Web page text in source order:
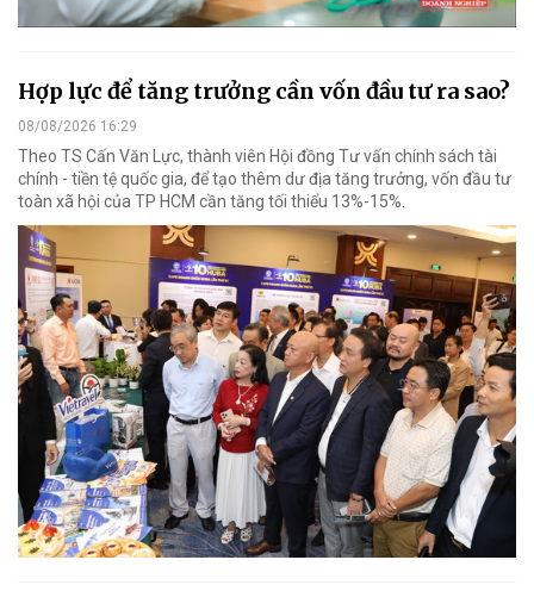
Hợp lực để tăng trưởng cần vốn đầu tư ra sao?
08/08/2026 16:29
Theo TS Cấn Văn Lực, thành viên Hội đồng Tư vấn chính sách tài
chính - tiền tệ quốc gia, để tạo thêm dư địa tăng trưởng, vốn đầu tư
toàn xã hội của TP HCM cần tăng tối thiểu 13%-15%.